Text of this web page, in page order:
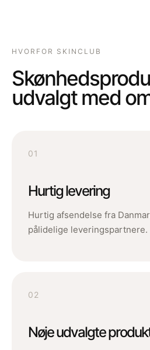
HVORFOR SKINCLUB
udvalgt med
01
Hurtig levering
Hurtig afsendelse fra
pålidelige leveringspartnere.
02
Nøje udvalgte